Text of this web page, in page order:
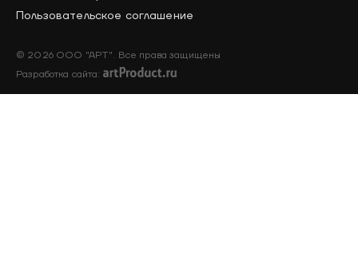
© 2026 ООО "АРТ". Все права защищены
Пользовательское соглашение
Разработка сайта: